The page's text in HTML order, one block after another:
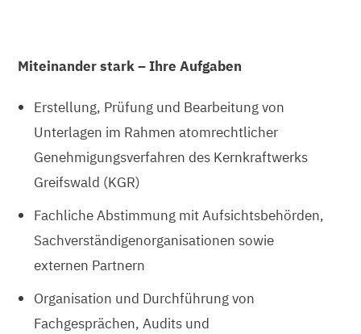
Miteinander stark – Ihre Aufgaben
Erstellung, Prüfung und Bearbeitung von
Unterlagen im Rahmen atomrechtlicher
Genehmigungsverfahren des Kernkraftwerks
Greifswald (KGR)
Fachliche Abstimmung mit Aufsichtsbehörden,
Sachverständigenorganisationen sowie
externen Partnern
Organisation und Durchführung von
Fachgesprächen, Audits und